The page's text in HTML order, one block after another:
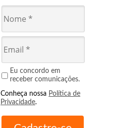
Eu concordo em
receber comunicações.
Conheça nossa Política de
Privacidade.